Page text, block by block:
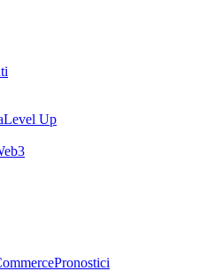
Level Up
Pronostici